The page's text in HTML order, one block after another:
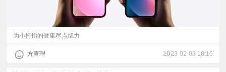
为小拇指的健康尽点绵力
方查理 2023-02-08 18:16